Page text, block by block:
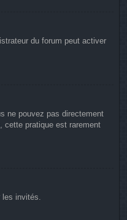
du forum peut activer
ne pouvez pas directement
cette pratique est rarement
les invités.